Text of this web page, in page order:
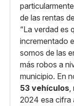
de las rentas
“La verdad es
incrementado
somos de las
más robos a
municipio. En
53 vehículos
2024 esa cifra